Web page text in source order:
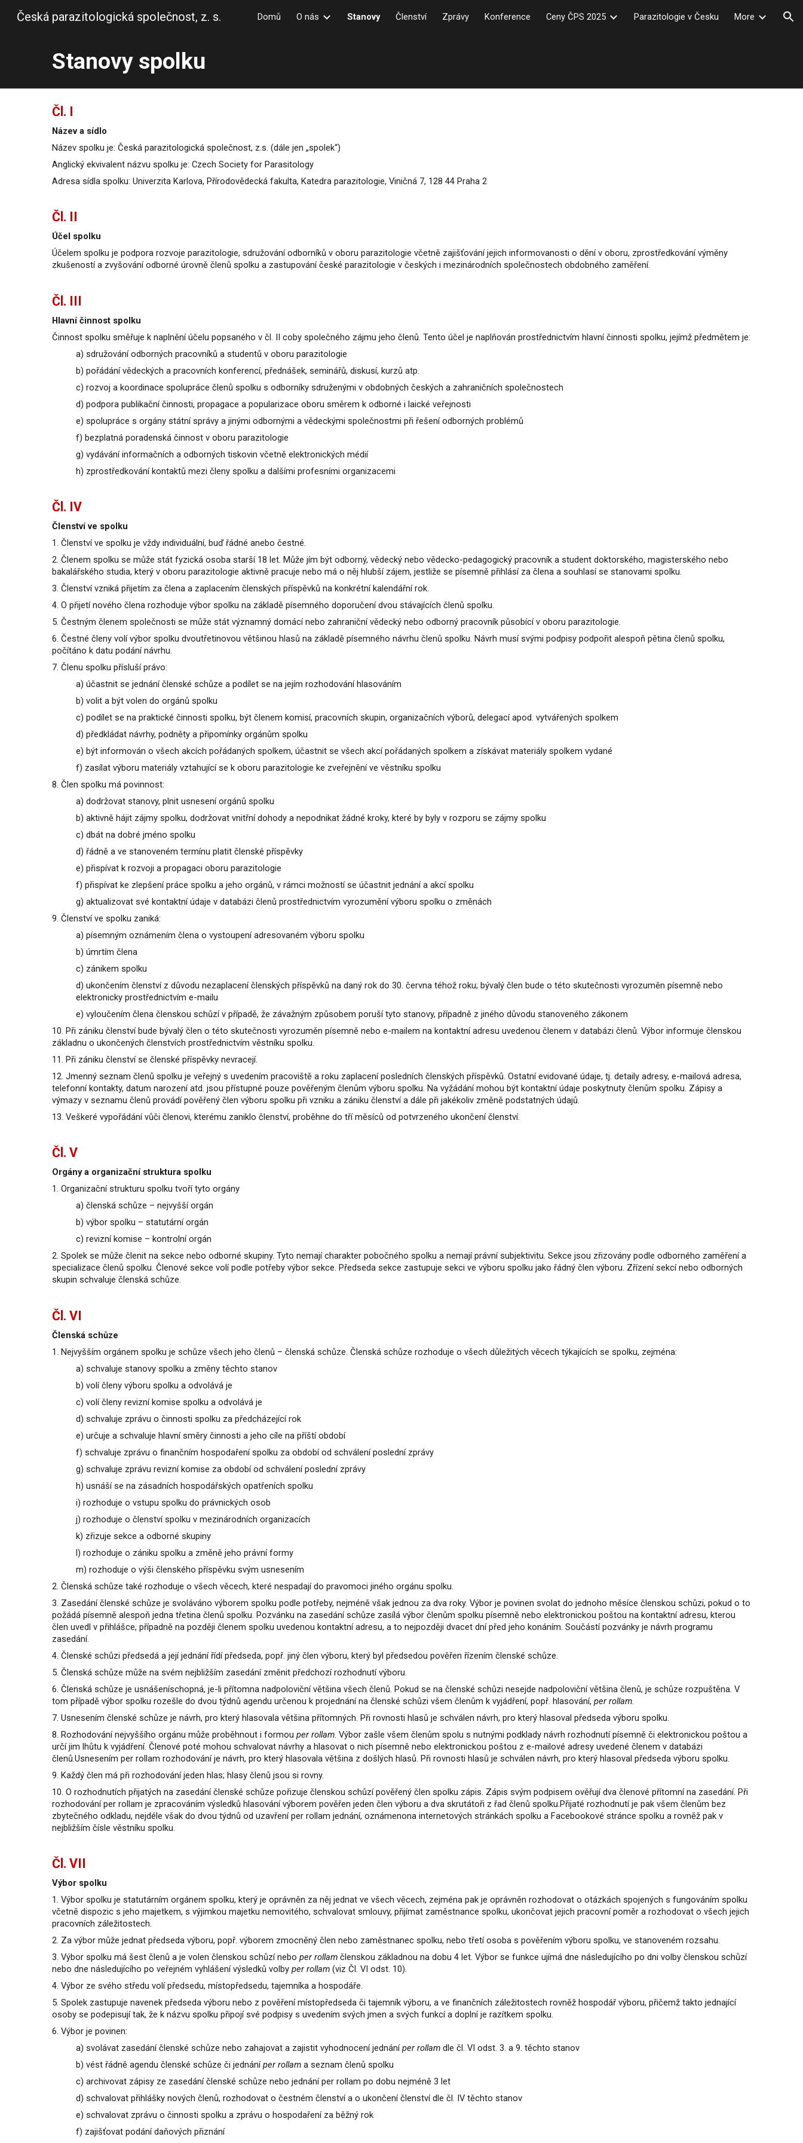
Skip to main content Skip to navigation
Česká parazitologická společnost, z. s. Domů O nás Stanovy Členství Zprávy Konference Ceny ČPS 2025 Parazitologie v Česku More
Stanovy spolku
Čl. I
Název a sídlo
Název spolku je: Česká parazitologická společnost, z.s. (dále jen „spolek“)
Anglický ekvivalent názvu spolku je: Czech Society for Parasitology
Adresa sídla spolku: Univerzita Karlova, Přírodovědecká fakulta, Katedra parazitologie, Viničná 7, 128 44 Praha 2
Čl. II
Účel spolku
Účelem spolku je podpora rozvoje parazitologie, sdružování odborníků v oboru parazitologie včetně zajišťování jejich informovanosti o dění v oboru, zprostředkování výměny
zkušeností a zvyšování odborné úrovně členů spolku a zastupování české parazitologie v českých i mezinárodních společnostech obdobného zaměření.
Čl. III
Hlavní činnost spolku
Činnost spolku směřuje k naplnění účelu popsaného v čl. II coby společného zájmu jeho členů. Tento účel je naplňován prostřednictvím hlavní činnosti spolku, jejímž předmětem je:
a) sdružování odborných pracovníků a studentů v oboru parazitologie
b) pořádání vědeckých a pracovních konferencí, přednášek, seminářů, diskusí, kurzů atp.
c) rozvoj a koordinace spolupráce členů spolku s odborníky sdruženými v obdobných českých a zahraničních společnostech
d) podpora publikační činnosti, propagace a popularizace oboru směrem k odborné i laické veřejnosti
e) spolupráce s orgány státní správy a jinými odbornými a vědeckými společnostmi při řešení odborných problémů
f) bezplatná poradenská činnost v oboru parazitologie
g) vydávání informačních a odborných tiskovin včetně elektronických médií
h) zprostředkování kontaktů mezi členy spolku a dalšími profesními organizacemi
Čl. IV
Členství ve spolku
1.Členství ve spolku je vždy individuální, buď řádné anebo čestné.
2. Členem spolku se může stát fyzická osoba starší 18 let. Může jím být odborný, vědecký nebo vědecko-pedagogický pracovník a student doktorského, magisterského nebo
bakalářského studia, který v oboru parazitologie aktivně pracuje nebo má o něj hlubší zájem, jestliže se písemně přihlásí za člena a souhlasí se stanovami spolku.
3. Členství vzniká přijetím za člena a zaplacením členských příspěvků na konkrétní kalendářní rok.
4. O přijetí nového člena rozhoduje výbor spolku na základě písemného doporučení dvou stávajících členů spolku.
5. Čestným členem společnosti se může stát významný domácí nebo zahraniční vědecký nebo odborný pracovník působící v oboru parazitologie.
6. Čestné členy volí výbor spolku dvoutřetinovou většinou hlasů na základě písemného návrhu členů spolku. Návrh musí svými podpisy podpořit alespoň pětina členů spolku,
počítáno k datu podání návrhu.
7. Členu spolku přísluší právo:
a) účastnit se jednání členské schůze a podílet se na jejím rozhodování hlasováním
b) volit a být volen do orgánů spolku
c) podílet se na praktické činnosti spolku, být členem komisí, pracovních skupin, organizačních výborů, delegací apod. vytvářených spolkem
d) předkládat návrhy, podněty a připomínky orgánům spolku
e) být informován o všech akcích pořádaných spolkem, účastnit se všech akcí pořádaných spolkem a získávat materiály spolkem vydané
f) zasílat výboru materiály vztahující se k oboru parazitologie ke zveřejnění ve věstníku spolku
8. Člen spolku má povinnost:
a) dodržovat stanovy, plnit usnesení orgánů spolku
b) aktivně hájit zájmy spolku, dodržovat vnitřní dohody a nepodnikat žádné kroky, které by byly v rozporu se zájmy spolku
c) dbát na dobré jméno spolku
d) řádně a ve stanoveném termínu platit členské příspěvky
e) přispívat k rozvoji a propagaci oboru parazitologie
f) přispívat ke zlepšení práce spolku a jeho orgánů, v rámci možností se účastnit jednání a akcí spolku
g) aktualizovat své kontaktní údaje v databázi členů prostřednictvím vyrozumění výboru spolku o změnách
9. Členství ve spolku zaniká:
a) písemným oznámením člena o vystoupení adresovaném výboru spolku
b) úmrtím člena
c) zánikem spolku
d) ukončením členství z důvodu nezaplacení členských příspěvků na daný rok do 30. června téhož roku; bývalý člen bude o této skutečnosti vyrozuměn písemně nebo
elektronicky prostřednictvím e-mailu
e) vyloučením člena členskou schůzí v případě, že závažným způsobem poruší tyto stanovy, případně z jiného důvodu stanoveného zákonem
10. Při zániku členství bude bývalý člen o této skutečnosti vyrozuměn písemně nebo e-mailem na kontaktní adresu uvedenou členem v databázi členů. Výbor informuje členskou
základnu o ukončených členstvích prostřednictvím věstníku spolku.
11. Při zániku členství se členské příspěvky nevracejí.
12. Jmenný seznam členů spolku je veřejný s uvedením pracoviště a roku zaplacení posledních členských příspěvků. Ostatní evidované údaje, tj. detaily adresy, e-mailová adresa,
telefonní kontakty, datum narození atd. jsou přístupné pouze pověřeným členům výboru spolku. Na vyžádání mohou být kontaktní údaje poskytnuty členům spolku. Zápisy a
výmazy v seznamu členů provádí pověřený člen výboru spolku při vzniku a zániku členství a dále při jakékoliv změně podstatných údajů.
13. Veškeré vypořádání vůči členovi, kterému zaniklo členství, proběhne do tří měsíců od potvrzeného ukončení členství.
Čl. V
Orgány a organizační struktura spolku
1.Organizační strukturu spolku tvoří tyto orgány
a) členská schůze – nejvyšší orgán
b) výbor spolku – statutární orgán
c) revizní komise – kontrolní orgán
2. Spolek se může členit na sekce nebo odborné skupiny. Tyto nemají charakter pobočného spolku a nemají právní subjektivitu. Sekce jsou zřizovány podle odborného zaměření a
specializace členů spolku. Členové sekce volí podle potřeby výbor sekce. Předseda sekce zastupuje sekci ve výboru spolku jako řádný člen výboru. Zřízení sekcí nebo odborných
skupin schvaluje členská schůze.
Čl. VI
Členská schůze
1.Nejvyšším orgánem spolku je schůze všech jeho členů – členská schůze. Členská schůze rozhoduje o všech důležitých věcech týkajících se spolku, zejména:
a) schvaluje stanovy spolku a změny těchto stanov
b) volí členy výboru spolku a odvolává je
c) volí členy revizní komise spolku a odvolává je
d) schvaluje zprávu o činnosti spolku za předcházející rok
e) určuje a schvaluje hlavní směry činnosti a jeho cíle na příští období
f) schvaluje zprávu o finančním hospodaření spolku za období od schválení poslední zprávy
g) schvaluje zprávu revizní komise za období od schválení poslední zprávy
h) usnáší se na zásadních hospodářských opatřeních spolku
i) rozhoduje o vstupu spolku do právnických osob
j) rozhoduje o členství spolku v mezinárodních organizacích
k) zřizuje sekce a odborné skupiny
l) rozhoduje o zániku spolku a změně jeho právní formy
m) rozhoduje o výši členského příspěvku svým usnesením
2. Členská schůze také rozhoduje o všech věcech, které nespadají do pravomoci jiného orgánu spolku.
3. Zasedání členské schůze je svoláváno výborem spolku podle potřeby, nejméně však jednou za dva roky. Výbor je povinen svolat do jednoho měsíce členskou schůzi, pokud o to
požádá písemně alespoň jedna třetina členů spolku. Pozvánku na zasedání schůze zasílá výbor členům spolku písemně nebo elektronickou poštou na kontaktní adresu, kterou
člen uvedl v přihlášce, případně na později členem spolku uvedenou kontaktní adresu, a to nejpozději dvacet dní před jeho konáním. Součástí pozvánky je návrh programu
zasedání.
4. Členské schůzi předsedá a její jednání řídí předseda, popř. jiný člen výboru, který byl předsedou pověřen řízením členské schůze.
5. Členská schůze může na svém nejbližším zasedání změnit předchozí rozhodnutí výboru.
6. Členská schůze je usnášeníschopná, je-li přítomna nadpoloviční většina všech členů. Pokud se na členské schůzi nesejde nadpoloviční většina členů, je schůze rozpuštěna. V
tom případě výbor spolku rozešle do dvou týdnů agendu určenou k projednání na členské schůzi všem členům k vyjádření, popř. hlasování,per rollam.
7. Usnesením členské schůze je návrh, pro který hlasovala většina přítomných. Při rovnosti hlasů je schválen návrh, pro který hlasoval předseda výboru spolku.
8. Rozhodování nejvyššího orgánu může proběhnout i formouper rollam. Výbor zašle všem členům spolu s nutnými podklady návrh rozhodnutí písemně či elektronickou poštou a
určí jim lhůtu k vyjádření. Členové poté mohou schvalovat návrhy a hlasovat o nich písemně nebo elektronickou poštou z e-mailové adresy uvedené členem v databázi
členů.Usnesením per rollam rozhodování je návrh, pro který hlasovala většina z došlých hlasů. Při rovnosti hlasů je schválen návrh, pro který hlasoval předseda výboru spolku.
9. Každý člen má při rozhodování jeden hlas; hlasy členů jsou si rovny.
10. O rozhodnutích přijatých na zasedání členské schůze pořizuje členskou schůzí pověřený člen spolku zápis. Zápis svým podpisem ověřují dva členové přítomní na zasedání. Při
rozhodování per rollam je zpracováním výsledků hlasování výborem pověřen jeden člen výboru a dva skrutátoři z řad členů spolku.Přijaté rozhodnutí je pak všem členům bez
zbytečného odkladu, nejdéle však do dvou týdnů od uzavření per rollam jednání, oznámenona internetových stránkách spolku a Facebookové stránce spolku a rovněž pak v
nejbližším čísle věstníku spolku.
Čl. VII
Výbor spolku
1.Výbor spolku je statutárním orgánem spolku, který je oprávněn za něj jednat ve všech věcech, zejména pak je oprávněn rozhodovat o otázkách spojených s fungováním spolku
včetně dispozic s jeho majetkem, s výjimkou majetku nemovitého, schvalovat smlouvy, přijímat zaměstnance spolku, ukončovat jejich pracovní poměr a rozhodovat o všech jejich
pracovních záležitostech.
2. Za výbor může jednat předseda výboru, popř. výborem zmocněný člen nebo zaměstnanec spolku, nebo třetí osoba s pověřením výboru spolku, ve stanoveném rozsahu.
3. Výbor spolku má šest členů a je volen členskou schůzí neboper rollam členskou základnou na dobu 4 let. Výbor se funkce ujímá dne následujícího po dni volby členskou schůzí
nebo dne následujícího po veřejném vyhlášení výsledků volbyper rollam (viz Čl. VI odst. 10).
4. Výbor ze svého středu volí předsedu, místopředsedu, tajemníka a hospodáře.
5. Spolek zastupuje navenek předseda výboru nebo z pověření místopředseda či tajemník výboru, a ve finančních záležitostech rovněž hospodář výboru, přičemž takto jednající
osoby se podepisují tak, že k názvu spolku připojí své podpisy s uvedením svých jmen a svých funkcí a doplní je razítkem spolku.
6. Výbor je povinen:
a) svolávat zasedání členské schůze nebo zahajovat a zajistit vyhodnocení jednáníper rollam dle čl. VI odst. 3. a 9. těchto stanov
b) vést řádně agendu členské schůze či jednáníper rollam a seznam členů spolku
c) archivovat zápisy ze zasedání členské schůze nebo jednání per rollam po dobu nejméně 3 let
d) schvalovat přihlášky nových členů, rozhodovat o čestném členství a o ukončení členství dle čl. IV těchto stanov
e) schvalovat zprávu o činnosti spolku a zprávu o hospodaření za běžný rok
f) zajišťovat podání daňových přiznání